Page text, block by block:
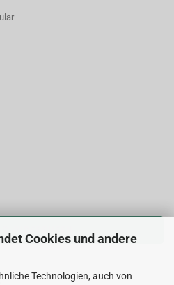
Cookies und andere
Technologien, auch von